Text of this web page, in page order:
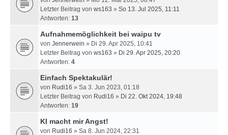
Letzter Beitrag von ws163 » So 13. Jul 2025, 11:11
Antworten: 13
Aufnahmemöglichkeit bei waipu tv
von Jennerwein » Di 29. Apr 2025, 10:41
Letzter Beitrag von ws163 » Di 29. Apr 2025, 20:20
Antworten: 4
Einfach Spektakulär!
von Rudi16 » Sa 3. Jun 2023, 01:18
Letzter Beitrag von Rudi16 » Di 22. Okt 2024, 19:48
Antworten: 19
KI macht mir Angst!
von Rudi16 » Sa 8. Jun 2024, 22:31